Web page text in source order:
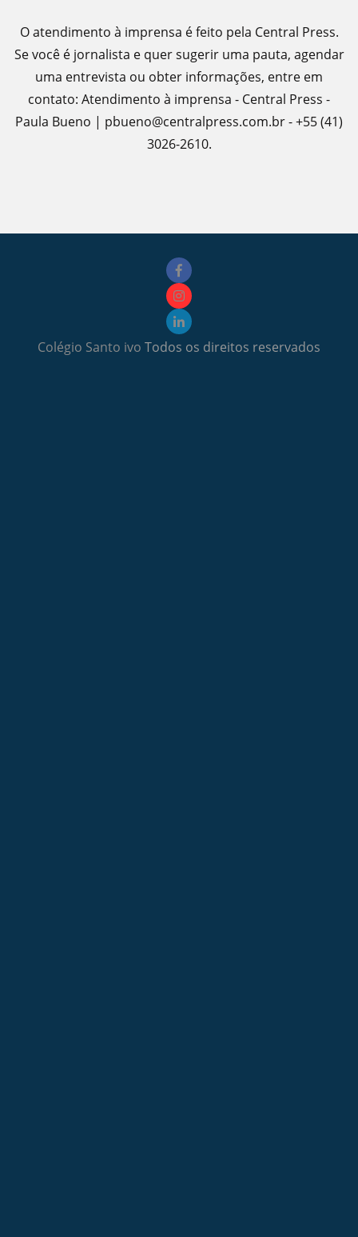
O atendimento à imprensa é feito pela Central Press.
Se você é jornalista e quer sugerir uma pauta, agendar
uma entrevista ou obter informações, entre em
contato: Atendimento à imprensa - Central Press -
Paula Bueno | pbueno@centralpress.com.br - +55 (41)
3026-2610.
Colégio Santo ivo Todos os direitos reservados